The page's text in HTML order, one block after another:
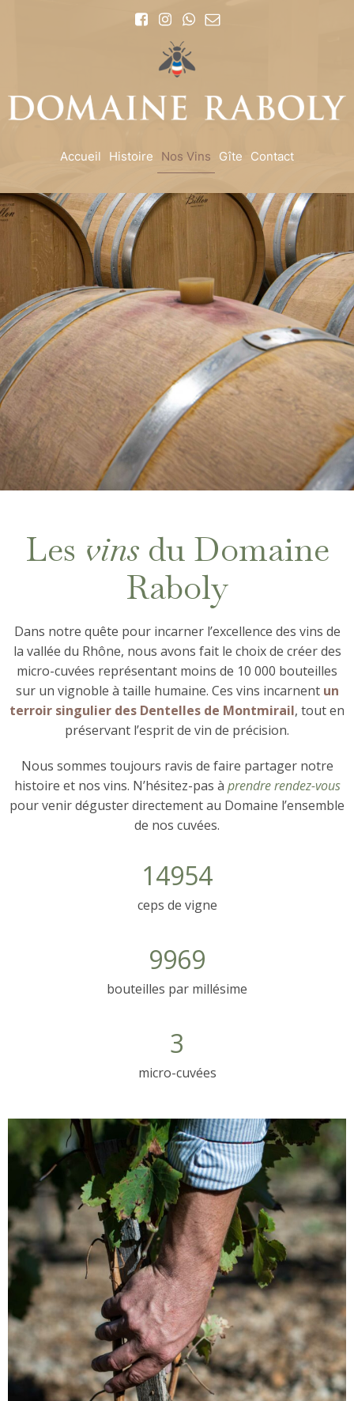
Accueil Histoire Nos Vins Gîte Contact
Les vinsdu Domaine
Raboly
Dans notre quête pour incarner l’excellence des vins de
la vallée du Rhône, nous avons fait le choix de créer des
micro-cuvées représentant moins de 10 000 bouteilles
sur un vignoble à taille humaine. Ces vins incarnent un
terroir singulier des Dentelles de Montmirail, tout en
préservant l’esprit de vin de précision.
Nous sommes toujours ravis de faire partager notre
histoire et nos vins. N’hésitez-pas à prendre rendez-vous
pour venir déguster directement au Domaine l’ensemble
de nos cuvées.
14954
ceps de vigne
9969
bouteilles par millésime
3
micro-cuvées